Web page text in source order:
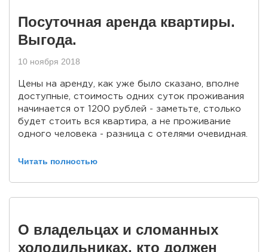
Посуточная аренда квартиры.
Выгода.
10 ноября 2018
Цены на аренду, как уже было сказано, вполне
доступные, стоимость одних суток проживания
начинается от 1200 рублей - заметьте, столько
будет стоить вся квартира, а не проживание
одного человека - разница с отелями очевидная.
Читать полностью
О владельцах и сломанных
холодильниках, кто должен